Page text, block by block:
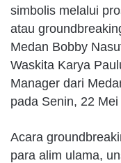
simbolis melalui
atau
Medan Bobby
Waskita Karya
Manager dari
pada Senin, 22 Mei
Acara
para alim ulama,